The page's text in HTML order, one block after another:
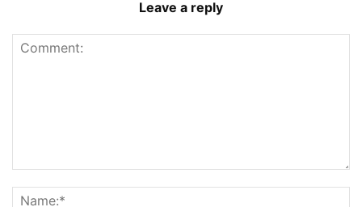
Leave a reply